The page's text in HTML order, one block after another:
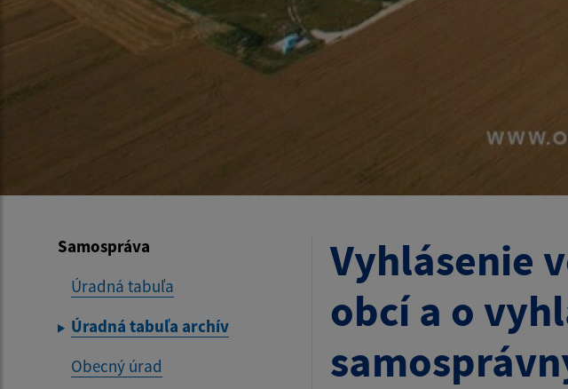
Samospráva
Úradná tabuľa
Úradná tabuľa archív
Obecný úrad
Vyhlásenie
obcí a o